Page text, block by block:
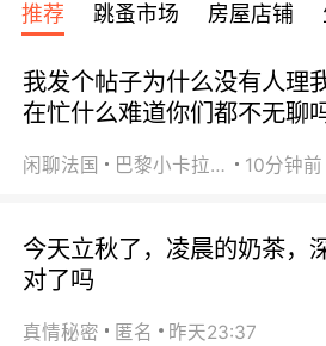
宾馆 108欧/天起
全程756欧/位
欧/天起 ~包拼
推荐 跳蚤市场 房屋店铺
我发个帖子为什么没有人理
在忙什么难道你们都不无聊
闲聊法国 巴黎小卡拉咪 10分钟前
今天立秋了，凌晨的奶茶，
对了吗
真情秘密 匿名 昨天23:37